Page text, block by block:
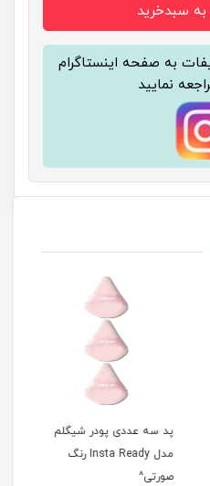
به صفحه اینستاگرام
نمایید
پد سه عددی پودر شیگلم
مدل Insta Ready رنگ
صورتی^